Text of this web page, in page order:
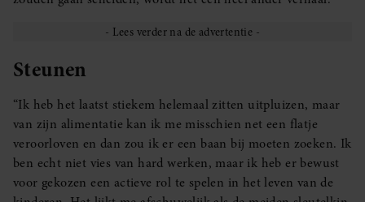
Steunen
“Ik heb het laatst stiekem helemaal zitten uitpluizen, maar
van zijn alimentatie kan ik me misschien net een flatje
veroorloven en dan zou ik er een baan bij moeten zoeken. Ik
ben echt niet vies van hard werken, maar ik heb er bewust
voor gekozen een actieve rol te spelen in het leven van de